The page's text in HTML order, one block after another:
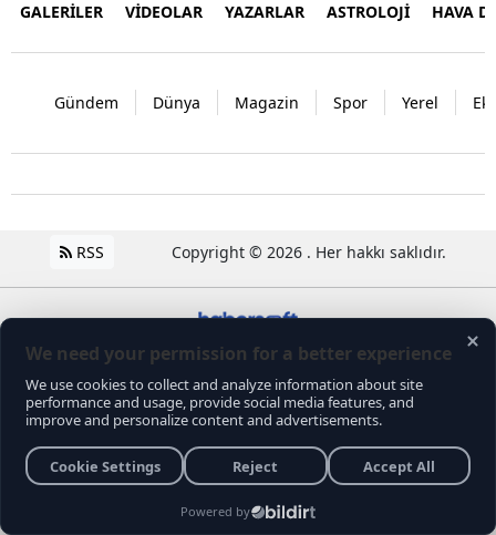
GALERİLER VİDEOLAR YAZARLAR ASTROLOJİ HAVA
Gündem Dünya Magazin Spor Yerel
RSS Copyright © 2026 . Her hakkı saklıdır.